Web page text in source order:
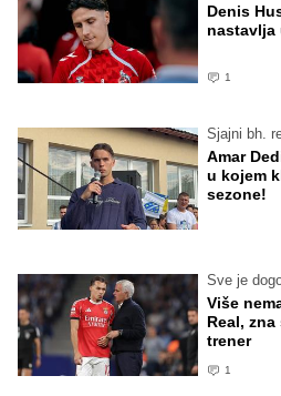
Denis
nastavlja
1
Sjajni bh.
Amar
u kojem
sezone!
Sve je
Više
Real,
trener
1